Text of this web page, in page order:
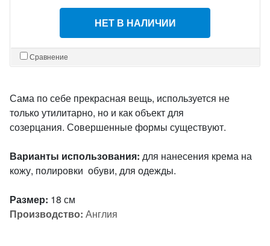
НЕТ В НАЛИЧИИ
Сравнение
Сама по себе прекрасная вещь, используется не
только утилитарно, но и как объект для
созерцания. Совершенные формы существуют.
Варианты использования: для нанесения крема на
кожу, полировки обуви, для одежды.
Размер: 18 см
Производство: Англия